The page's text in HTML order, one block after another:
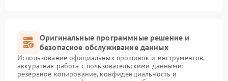
Оригинальные программные решение и
безопасное обслуживание данных
Использование официальных прошивок и инструментов,
аккуратная работа с пользовательскими данными:
резервное копирование, конфиденциальность и